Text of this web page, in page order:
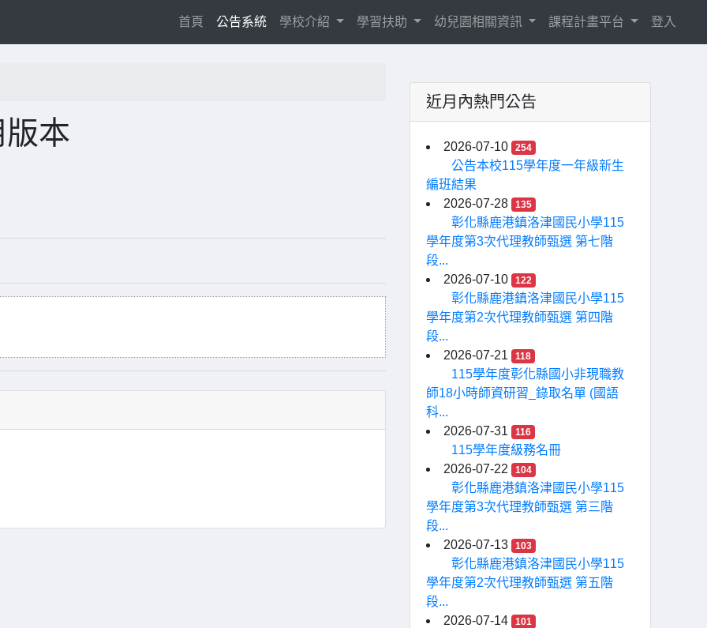
首頁 (current)
公告系統 學校介紹 學習扶助 幼兒園相關資訊 課程計畫平台 登入
本
近月內熱門公告
2026-07-10 254
公告本校115學年度一年級新生
編班結果
2026-07-28
135
彰化縣鹿港鎮洛津國民小學115
學年度第3次代理教師甄選 第七階
段...
2026-07-10
122
彰化縣鹿港鎮洛津國民小學115
學年度第2次代理教師甄選 第四階
段...
2026-07-21
118
115學年度彰化縣國小非現職教
師18小時師資研習_錄取名單 (國語
科...
2026-07-31
116
115學年度級務名冊
2026-07-22
104
彰化縣鹿港鎮洛津國民小學115
學年度第3次代理教師甄選 第三階
段...
2026-07-13
103
彰化縣鹿港鎮洛津國民小學115
學年度第2次代理教師甄選 第五階
段...
2026-07-14
101